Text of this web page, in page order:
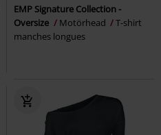
EMP Signature Collection -
Oversize
Motörhead
T-shirt
manches longues